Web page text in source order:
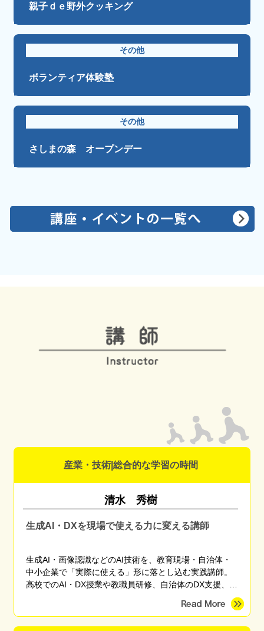
親子ｄｅ野外クッキング
その他
ボランティア体験塾
その他
さしまの森 オープンデー
産業・技術|総合的な学習の時間
清水 秀樹
生成AI・DXを現場で使える力に変える講師
生成AI・画像認識などのAI技術を、教育現場・自治体・
中小企業で「実際に使える」形に落とし込む実践講師。
高校でのAI・DX授業や教職員研修、自治体のDX支援、産
学官連携プロジェクトに従事。東京海洋大学 産学官連携